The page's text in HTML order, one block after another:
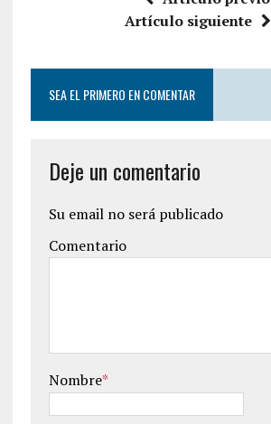
Artículo siguiente
SEA EL PRIMERO EN COMENTAR
Deje un comentario
Su email no será publicado
Comentario
Nombre*